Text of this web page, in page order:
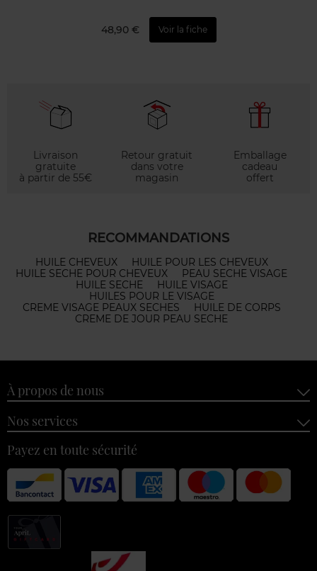
48,90 € Voir la fiche
Livraison
gratuite
à partir de 55€
Retour gratuit
dans votre
magasin
Emballage
cadeau
offert
RECOMMANDATIONS
HUILE CHEVEUX
HUILE POUR LES CHEVEUX
HUILE SECHE POUR CHEVEUX
PEAU SECHE VISAGE
HUILE SECHE
HUILE VISAGE
HUILES POUR LE VISAGE
CREME VISAGE PEAUX SECHES
HUILE DE CORPS
CREME DE JOUR PEAU SECHE
À propos de nous
Nos services
Payez en toute sécurité